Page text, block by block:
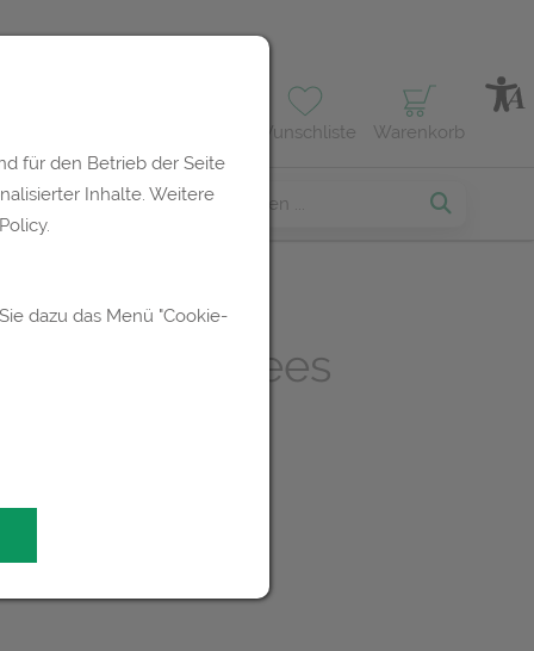
Wunschliste Warenkorb
Forte Dragees
für den Betrieb der Seite
Inhalte. Weitere
dazu das Menü "Cookie-